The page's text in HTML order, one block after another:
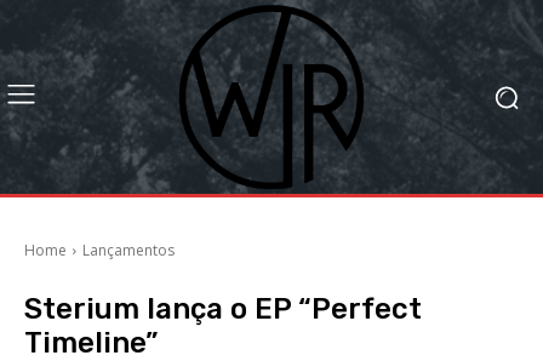
Home Lançamentos
Sterium lança o EP “Perfect
Timeline”